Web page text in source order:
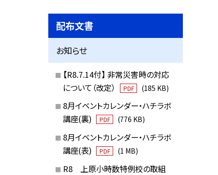
配布文書
お知らせ
【R8.7.14付】 非常災害時の対応
について（改定）
PDF (185 KB)
8月イベントカレンダー・ハチラボ
講座(裏)
PDF (776 KB)
8月イベントカレンダー・ハチラボ
講座(表)
PDF (1 MB)
R8 上原小時数特例校の取組